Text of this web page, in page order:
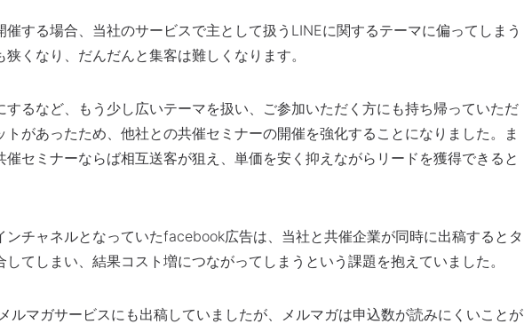
する場合、当社のサービスで主として扱うLINEに関するテーマに偏ってしまう
くなり、だんだんと集客は難しくなります。
するなど、もう少し広いテーマを扱い、ご参加いただく方にも持ち帰っていただ
トがあったため、他社との共催セミナーの開催を強化することになりました。ま
セミナーならば相互送客が狙え、単価を安く抑えながらリードを獲得できると
ンチャネルとなっていたfacebook広告は、当社と共催企業が同時に出稿するとタ
てしまい、結果コスト増につながってしまうという課題を抱えていました。
ルマガサービスにも出稿していましたが、メルマガは申込数が読みにくいことが